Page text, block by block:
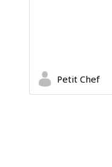
Petit Chef